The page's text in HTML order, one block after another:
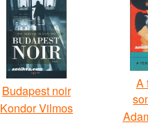
Budapest noir
Kondor Vilmos
A